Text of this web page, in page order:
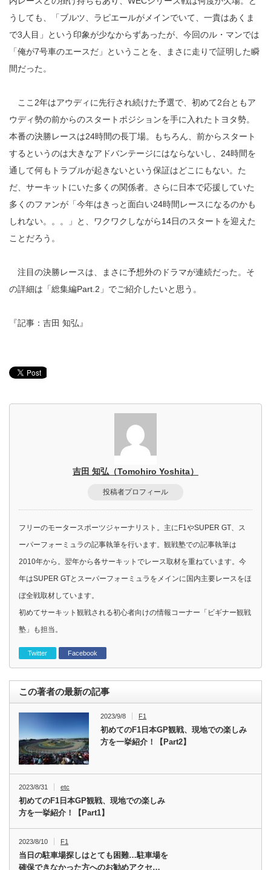
うしても、「ブルツ、ラピエールがメインでいて、一貴はあくま
で3人目」という印象が少なからずあったが、今回のル・マンでは
「俺が7号車のエースだ」ということを、まさに走りで証明した瞬
間だった。
ここ2年はアウディに先行され続けた予選で、初めて2台ともア
ウディ勢の前からのスタートポジションを手に入れたトヨタ勢。
本番の決勝レースは24時間の長丁場。もちろん、前からスタート
するというのは大きなアドバンテージにはならないし、24時間を
通して何もトラブルが起きないという保証はどこにもない。た
だ、サーキットにいた多くの関係者。さらに日本で応援していた
多くのファンが「今年はきっと面白い24時間レースになるのかも
しれない。。。」と、ワクワクしながら14日のスタートを迎えた
ことだろう。
注目の決勝レースは、まさに予想外のドラマが連続だった。そ
の詳細は「総集編Part.2」でご紹介したいと思う。
『記事：吉田 知弘』
吉田 知弘（Tomohiro Yoshita）
投稿者プロフィール
フリーのモータースポーツジャーナリスト。主にF1やSUPER GT、ス
ーパーフォーミュラの記事執筆を行います。観戦塾での記事執筆は
2010年から。翌年から各サーキットでレース取材を重ねています。今
年はSUPER GTとスーパーフォーミュラをメインに国内主要レースをほ
ぼ全戦取材しています。
初めてサーキット観戦される初心者向けの情報コーナー「ビギナー観戦
塾」も担当。
Twitter Facebook
この著者の最新の記事
2023/9/8 F1
初めてのF1日本GP観戦、現地での楽しみ
方を一挙紹介！【Part2】
2023/8/31 etc
初めてのF1日本GP観戦、現地での楽しみ
方を一挙紹介！【Part1】
2023/8/10 F1
当日の駐車場探しはとても困難…駐車場を
確保できなかった方へのお勧めアクセ…